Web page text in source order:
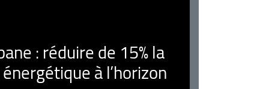
: réduire de 15% la
à l’horizon